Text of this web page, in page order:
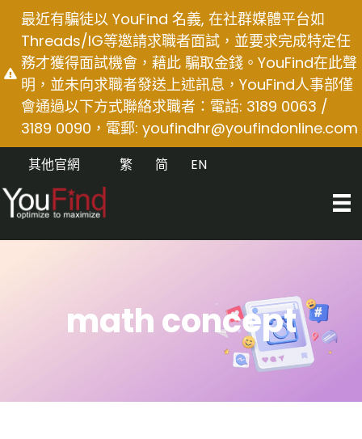
content
最近有騙徒以 YouFind 名義, 在社群媒體平台如
Threads/IG等邀請求職者面試，並要求完成特定任
務才獲得面試機會，藉此 騙取金錢。YouFind在此聲
明，並未向求職者發送上述訊息，YouFind人事部僅
會通過以下方式聯絡求職者：電話: 3189 0063 /
3189 0090，電郵: youfindhr@youfindonline.com
其他官網 EN
简
繁
math concept